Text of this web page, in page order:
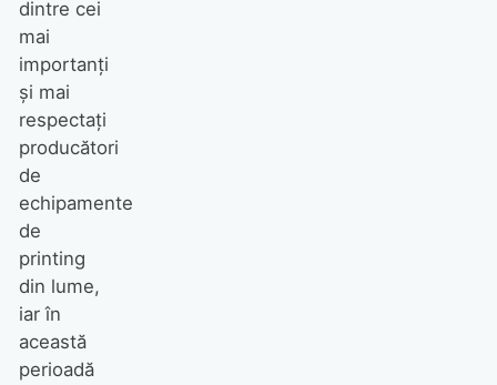
dintre cei
mai
importanți
și mai
respectați
producători
de
echipamente
de
printing
din lume,
iar în
această
perioadă